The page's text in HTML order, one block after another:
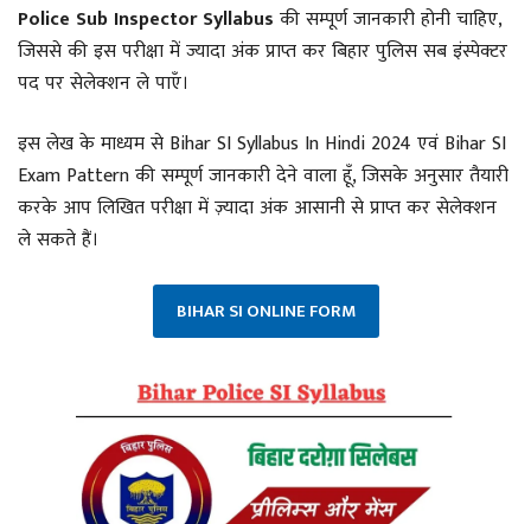
Police Sub Inspector Syllabus की सम्पूर्ण जानकारी होनी चाहिए,
जिससे की इस परीक्षा में ज्यादा अंक प्राप्त कर बिहार पुलिस सब इंस्पेक्टर
पद पर सेलेक्शन ले पाएँ।
इस लेख के माध्यम से Bihar SI Syllabus In Hindi 2024 एवं Bihar SI
Exam Pattern की सम्पूर्ण जानकारी देने वाला हूँ, जिसके अनुसार तैयारी
करके आप लिखित परीक्षा में ज़्यादा अंक आसानी से प्राप्त कर सेलेक्शन
ले सकते हैं।
BIHAR SI ONLINE FORM